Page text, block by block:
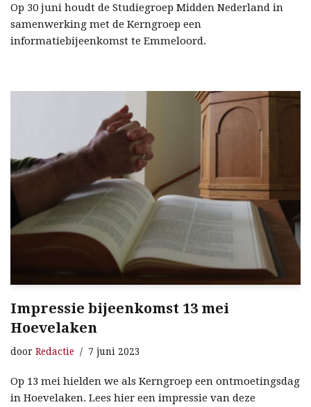
Op 30 juni houdt de Studiegroep Midden Nederland in
samenwerking met de Kerngroep een
informatiebijeenkomst te Emmeloord.
Impressie bijeenkomst 13 mei
Hoevelaken
door Redactie 7 juni 2023
Op 13 mei hielden we als Kerngroep een ontmoetingsdag
in Hoevelaken. Lees hier een impressie van deze